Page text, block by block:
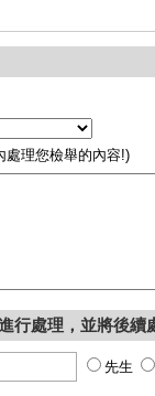
處理您檢舉的內容!)
行處理，並將後續
先生